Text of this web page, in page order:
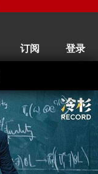
订阅 登录